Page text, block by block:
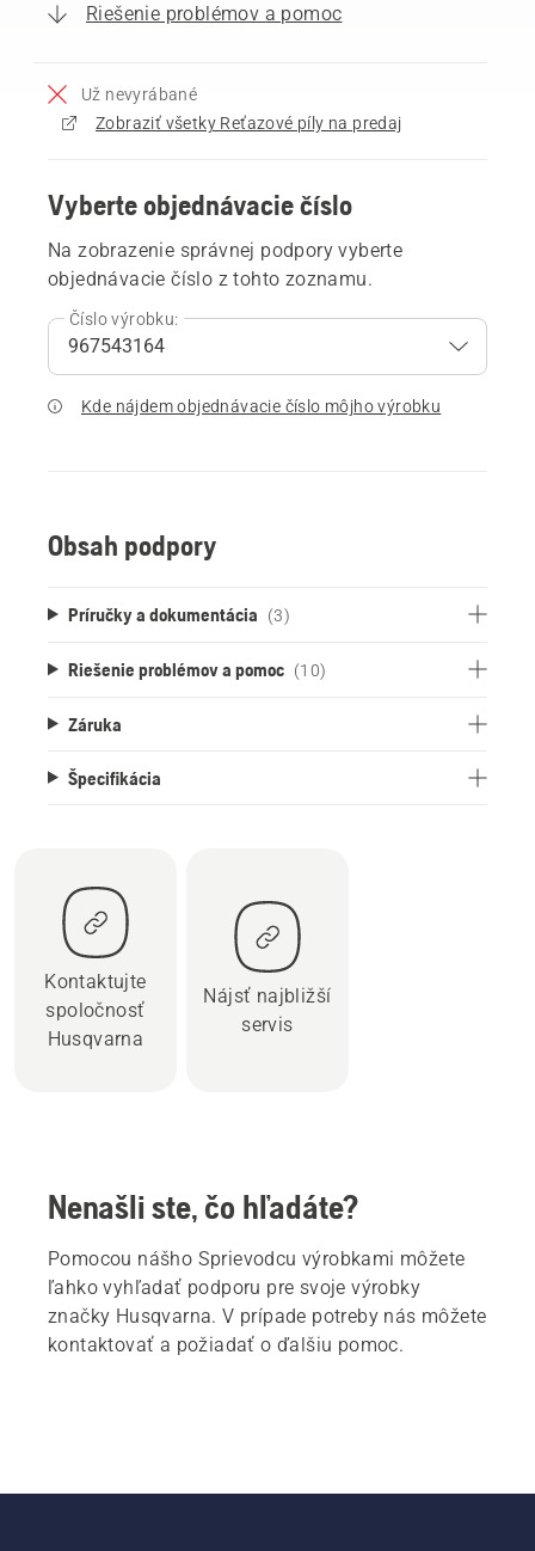
Riešenie problémov a pomoc
Už nevyrábané
Zobraziť všetky Reťazové píly na predaj
Vyberte objednávacie číslo
Na zobrazenie správnej podpory vyberte
objednávacie číslo z tohto zoznamu.
Číslo výrobku:
Kde nájdem objednávacie číslo môjho výrobku
Obsah podpory
Príručky a dokumentácia (3)
Riešenie problémov a pomoc (10)
Záruka
Špecifikácia
Kontaktujte
spoločnosť
Husqvarna
Nájsť najbližší
servis
Nenašli ste, čo hľadáte?
Pomocou nášho Sprievodcu výrobkami môžete
ľahko vyhľadať podporu pre svoje výrobky
značky Husqvarna. V prípade potreby nás môžete
kontaktovať a požiadať o ďalšiu pomoc.